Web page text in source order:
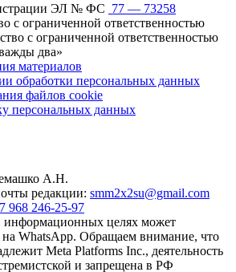
ЭЛ № ФС 77 — 73258
с ограниченной ответственностью
с ограниченной ответственностью
два»
материалов
обработки персональных данных
файлов cookie
персональных данных
А.Н.
редакции: smm2x2su@gmail.com
968 246-25-97
информационных целях может
на WhatsApp. Обращаем внимание, что
Meta Platforms Inc., деятельность
и запрещена в РФ